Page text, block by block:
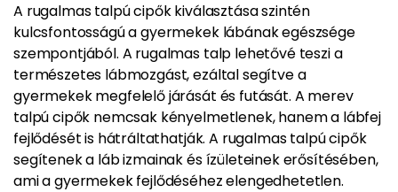
A rugalmas talpú cipők kiválasztása szintén
kulcsfontosságú a gyermekek lábának egészsége
szempontjából. A rugalmas talp lehetővé teszi a
természetes lábmozgást, ezáltal segítve a
gyermekek megfelelő járását és futását. A merev
talpú cipők nemcsak kényelmetlenek, hanem a lábfej
fejlődését is hátráltathatják. A rugalmas talpú cipők
segítenek a láb izmainak és ízületeinek erősítésében,
ami a gyermekek fejlődéséhez elengedhetetlen.